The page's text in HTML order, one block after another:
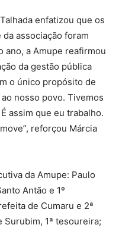
enfatizou que os
associação foram
ano, a Amupe reafirmou
da gestão pública
o único propósito de
nosso povo. Tivemos
assim que eu trabalho.
reforçou Márcia
da Amupe: Paulo
Antão e 1º
de Cumaru e 2ª
Surubim, 1ª tesoureira;